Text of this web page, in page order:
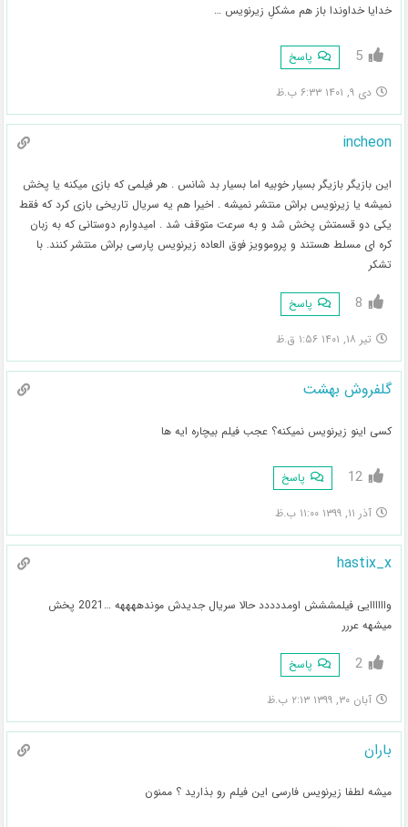
خدایا خداوندا باز هم مشکلِ زیرنویس …
5 پاسخ
دی ۹, ۱۴۰۱ ۶:۳۳ ب.ظ
incheon
این بازیگر بازیگر بسیار خوبیه اما بسیار بد شانس . هر فیلمی که بازی میکنه یا پخش
نمیشه یا زیرنویس براش منتشر نمیشه . اخیرا هم یه سریال تاریخی بازی کرد که فقط
یکی دو قسمتش پخش شد و به سرعت متوقف شد . امیدوارم دوستانی که به زبان
کره ای مسلط هستند و پروموویز فوق العاده زیرنویس پارسی براش منتشر کنند. با
تشکر
8 پاسخ
تیر ۱۸, ۱۴۰۱ ۱:۵۶ ق.ظ
گلفروش بهشت
کسی اینو زیرنویس نمیکنه؟ عجب فیلم بیچاره ایه ها
12 پاسخ
آذر ۱۱, ۱۳۹۹ ۱۱:۰۰ ب.ظ
hastix_x
واااااایی فیلمششش اومددددد حالا سریال جدیدش موندههههه …2021 پخش
میشهه عررر
2 پاسخ
آبان ۳۰, ۱۳۹۹ ۲:۱۳ ب.ظ
باران
میشه لطفا زیرنویس فارسی این فیلم رو بذارید ؟ ممنون